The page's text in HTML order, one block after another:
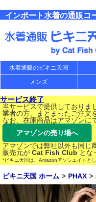
インポート水着の通販コ
水着通販のビキニ天国
メンズ
サービス終了
当サービスで提供しておりま
業者の方、まとまったご注文
なお、在庫商品はアマゾンに
アマゾンの売り場へ
アマゾンでは弊社以外も同じ
販売元が Cat Fish Club とな
*ビキニ天国は、Amazonアソシエイトと
ビキニ天国 ホーム PHAX